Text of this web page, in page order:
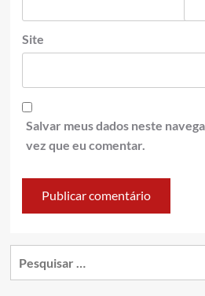
Site
Salvar meus dados neste
vez que eu comentar.